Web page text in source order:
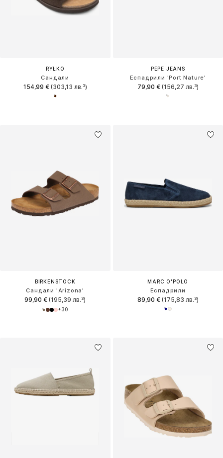
RYŁKO
Сандали
154,99 €(303,13 лв.³)
PEPE JEANS
Еспадрили 'Port Nature'
79,90 €(156,27 лв.³)
BIRKENSTOCK
Сандали 'Arizona'
99,90 € (195,39 лв.³)
+30
MARC O'POLO
Еспадрили
89,90 €(175,83 лв.³)